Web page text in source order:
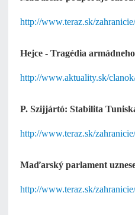
http://www.teraz.sk/
Hejce - Tragédia
http://www.aktuality.sk/
P. Szijjártó: Stabilita
http://www.teraz.sk/
Maďarský parlament
http://www.teraz.sk/